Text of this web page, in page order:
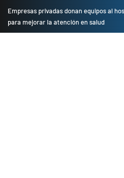
Empresas privadas donan equipos al
para mejorar la atención en salud